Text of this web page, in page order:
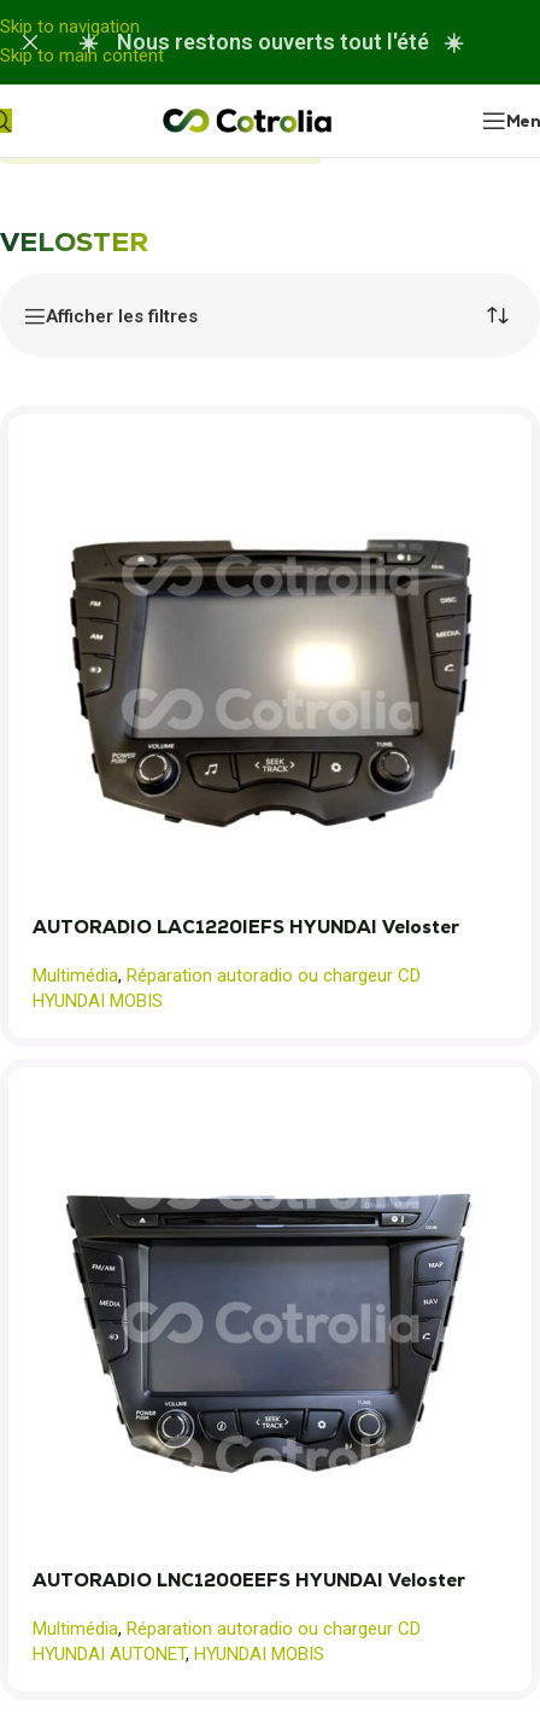
Panneau de gestion des cookies
Skip to navigation
Skip to main content
☀️ Nous restons ouverts tout l'été ☀️
VELOSTER
Afficher les filtres
AUTORADIO LAC1220IEFS HYUNDAI Veloster
Multimédia, Réparation autoradio ou chargeur CD
HYUNDAI MOBIS
AUTORADIO LNC1200EEFS HYUNDAI Veloster
Multimédia, Réparation autoradio ou chargeur CD
HYUNDAI AUTONET, HYUNDAI MOBIS